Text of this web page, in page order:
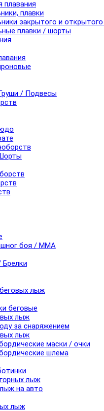
плавания
плавки
закрытого и
плавки / шорты
/ Подвесы
боя / ММА
лыж
беговые
лыж
за снаряжением
лыж
маски / очки
шлема
лыж
на авто
лыж